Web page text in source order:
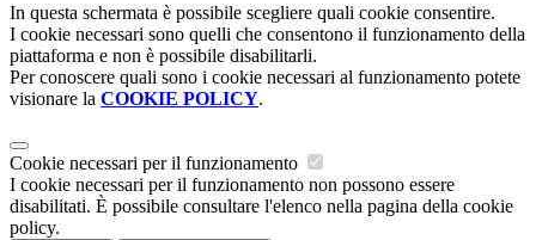
In questa schermata è possibile scegliere quali cookie consentire.
I cookie necessari sono quelli che consentono il funzionamento della
piattaforma e non è possibile disabilitarli.
Per conoscere quali sono i cookie necessari al funzionamento potete
visionare la COOKIE POLICY.
Cookie necessari per il funzionamento
I cookie necessari per il funzionamento non possono essere
disabilitati. È possibile consultare l'elenco nella pagina della cookie
policy.